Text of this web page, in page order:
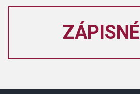
ZÁPISNÉ